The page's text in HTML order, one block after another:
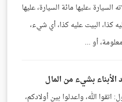
السيارة ،عليها مائة السيارة، عليها
كذا، البيت عليه كذا، أي شيء،
أو ...
بشيء من المال
الله، واعدلوا بين أولادكم،